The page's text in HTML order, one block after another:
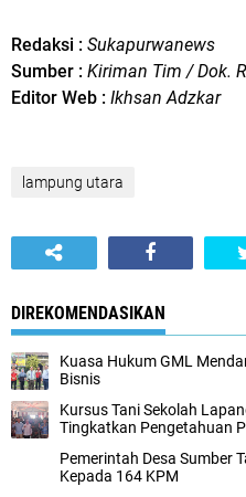
Redaksi : Sukapurwanews
Sumber : Kiriman Tim / Dok.
Editor Web : Ikhsan Adzkar
lampung utara
DIREKOMENDASIKAN
Kuasa Hukum GML
Bisnis
Kursus Tani Sekolah
Tingkatkan Pengetahuan
Pemerintah Desa Sumber
Kepada 164 KPM